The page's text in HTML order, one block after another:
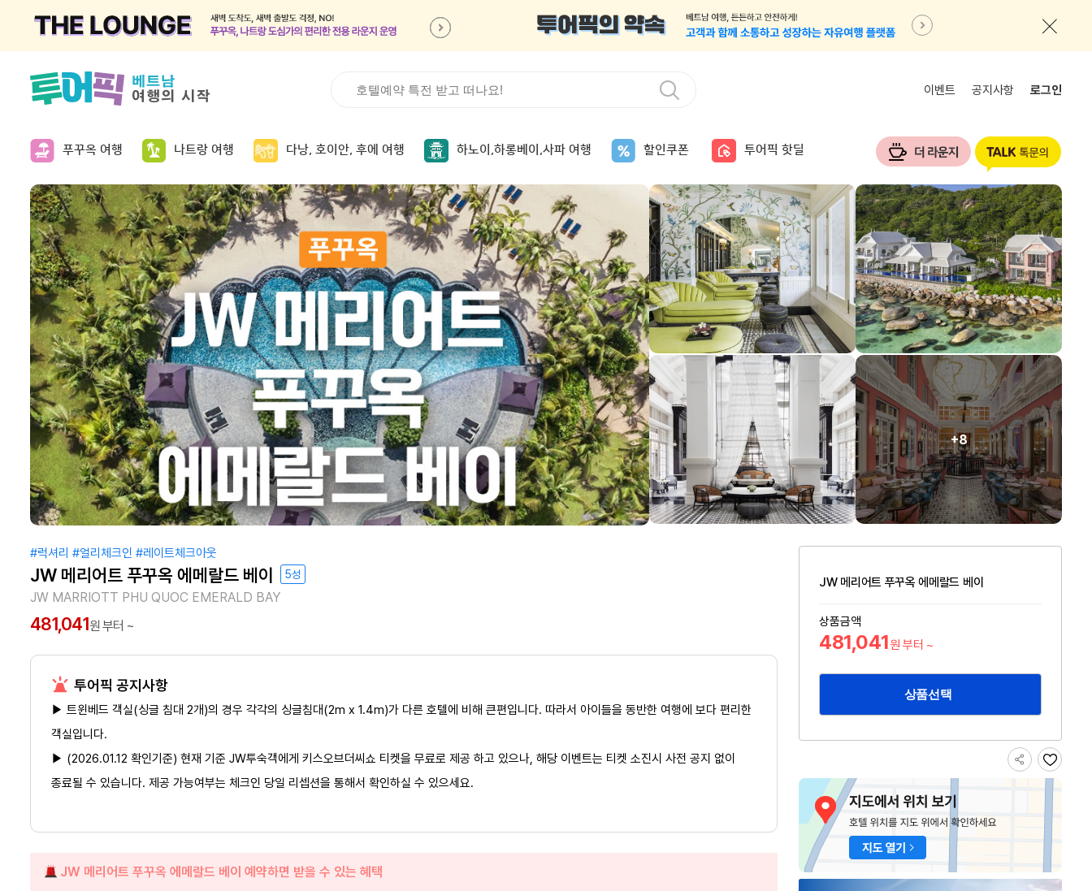
이벤트 공지사항 로그인
푸꾸옥 여행 나트랑 여행 다낭, 호이안, 후에 여행 하노이,하롱베이,사파 여행 할인쿠폰 투어픽 핫딜
+8
#럭셔리 #얼리체크인 #레이트체크아웃
JW 메리어트 푸꾸옥 에메랄드 베이 5성
JW MARRIOTT PHU QUOC EMERALD BAY
481,041원 부터 ~
투어픽 공지사항
▶ 트윈베드 객실(싱글 침대 2개)의 경우 각각의 싱글침대(2m x 1.4m)​가 다른 호텔에 비해 큰편입니다. 따라서 아이들을 동반한 여행에 보다 편리한
객실입니다.
▶ ​(2026.01.12 확인기준) 현재 기준 JW투숙객에게 키스오브더씨쇼 티켓을 무료로 제공 하고 있으나, 해당 이벤트는 티켓 소진시 사전 공지 없이
종료될 수 있습니다. 제공 가능여부는 체크인 당일 리셉션을 통해서 확인하실 수 있으세요.
JW 메리어트 푸꾸옥 에메랄드 베이 예약하면 받을 수 있는 혜택
JW 메리어트 푸꾸옥 에메랄드 베이
상품금액
481,041원 부터 ~
상품선택